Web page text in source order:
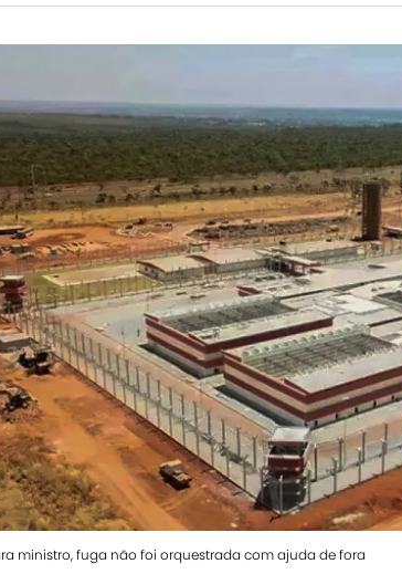
ministro, fuga não foi orquestrada com ajuda de fora